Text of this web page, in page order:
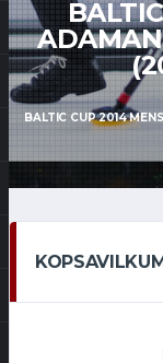
BALTIC CUP 2014